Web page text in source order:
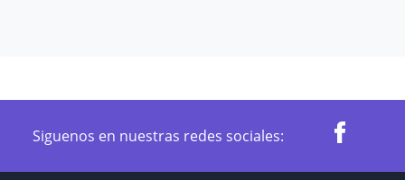
Siguenos en nuestras redes sociales: